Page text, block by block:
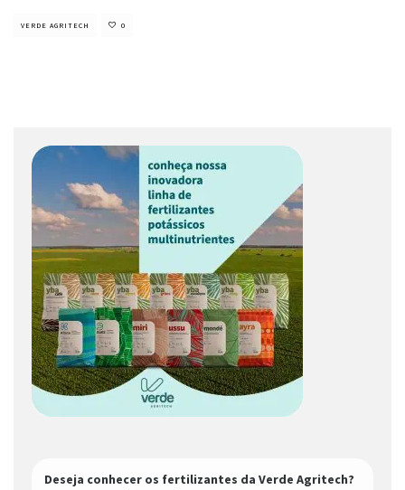
VERDE AGRITECH 0
Deseja conhecer os fertilizantes da Verde Agritech?